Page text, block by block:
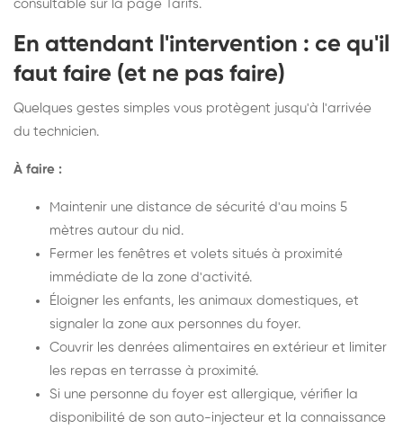
consultable sur la page Tarifs.
En attendant l'intervention : ce qu'il
faut faire (et ne pas faire)
Quelques gestes simples vous protègent jusqu'à l'arrivée
du technicien.
À faire :
Maintenir une distance de sécurité d'au moins 5
mètres autour du nid.
Fermer les fenêtres et volets situés à proximité
immédiate de la zone d'activité.
Éloigner les enfants, les animaux domestiques, et
signaler la zone aux personnes du foyer.
Couvrir les denrées alimentaires en extérieur et limiter
les repas en terrasse à proximité.
Si une personne du foyer est allergique, vérifier la
disponibilité de son auto-injecteur et la connaissance